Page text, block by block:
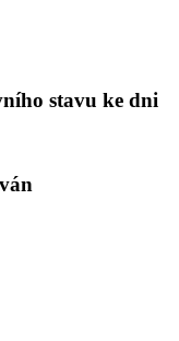
stavu ke dni